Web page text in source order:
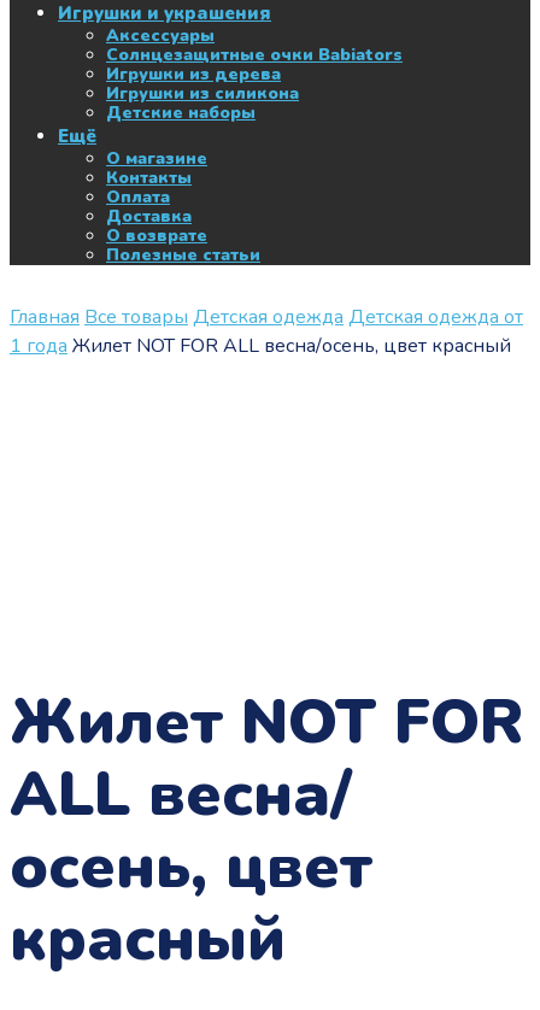
Игрушки и украшения
Аксессуары
Солнцезащитные очки Babiators
Игрушки из дерева
Игрушки из силикона
Детские наборы
Ещё
О магазине
Контакты
Оплата
Доставка
О возврате
Полезные статьи
Главная Все товары Детская одежда Детская одежда от
1 года Жилет NOT FOR ALL весна/осень, цвет красный
Жилет NOT FOR
ALL весна/
осень, цвет
красный